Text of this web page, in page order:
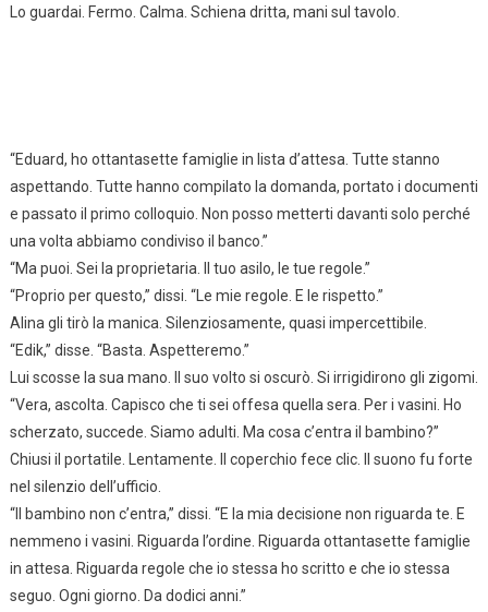
Lo guardai. Fermo. Calma. Schiena dritta, mani sul tavolo.
“Eduard, ho ottantasette famiglie in lista d’attesa. Tutte stanno
aspettando. Tutte hanno compilato la domanda, portato i documenti
e passato il primo colloquio. Non posso metterti davanti solo perché
una volta abbiamo condiviso il banco.”
“Ma puoi. Sei la proprietaria. Il tuo asilo, le tue regole.”
“Proprio per questo,” dissi. “Le mie regole. E le rispetto.”
Alina gli tirò la manica. Silenziosamente, quasi impercettibile.
“Edik,” disse. “Basta. Aspetteremo.”
Lui scosse la sua mano. Il suo volto si oscurò. Si irrigidirono gli zigomi.
“Vera, ascolta. Capisco che ti sei offesa quella sera. Per i vasini. Ho
scherzato, succede. Siamo adulti. Ma cosa c’entra il bambino?”
Chiusi il portatile. Lentamente. Il coperchio fece clic. Il suono fu forte
nel silenzio dell’ufficio.
“Il bambino non c’entra,” dissi. “E la mia decisione non riguarda te. E
nemmeno i vasini. Riguarda l’ordine. Riguarda ottantasette famiglie
in attesa. Riguarda regole che io stessa ho scritto e che io stessa
seguo. Ogni giorno. Da dodici anni.”